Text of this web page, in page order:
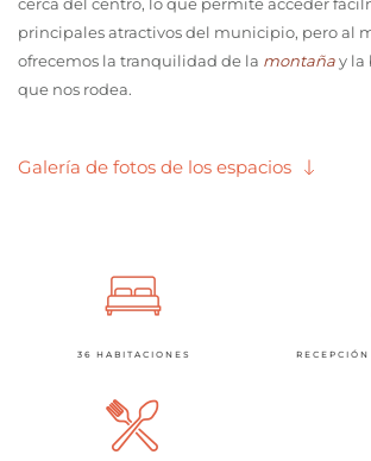
cerca del centro, lo que permite acceder
principales atractivos del municipio, pero al
ofrecemos la tranquilidad de la montañay la
que nos rodea.
Galería de fotos de los espacios
36 HABITACIONES